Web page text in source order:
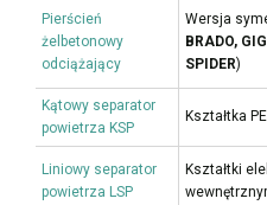
Pierścień
żelbetonowy
odciążający
Wersja
BRADO,
SPIDER)
Kątowy separator
powietrza KSP
Kształtka
Liniowy separator
powietrza LSP
Kształtki